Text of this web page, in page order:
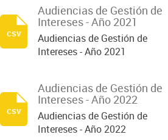
Audiencias de Gestión de
Intereses - Año 2021
Audiencias de Gestión de
Intereses - Año 2021
csv
Audiencias de Gestión de
Intereses - Año 2022
Audiencias de Gestión de
Intereses - Año 2022
csv